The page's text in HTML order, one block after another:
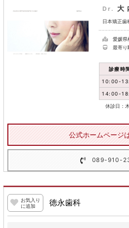
Dr. 大
日本矯正歯
愛媛県
最寄り
診療時
10:00-
14:00-
休診日：
公式ホームページ
089-910-
お気入り
に追加
徳永歯科